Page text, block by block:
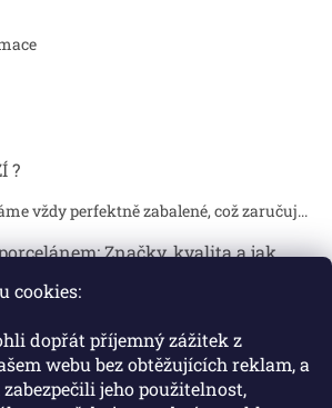
cookies:
dopřát příjemný zážitek z
webu bez obtěžujících reklam, a
jeho použitelnost,
?
vždy perfektně zabalené, což zaručuj...
Značky, kvalita a jak
sklenice, aby se nepoškodily?
symbolem elegance, tradice a luxusu. ...